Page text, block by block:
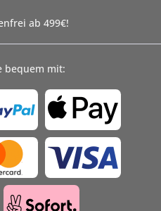
ab 499€!
bequem mit: